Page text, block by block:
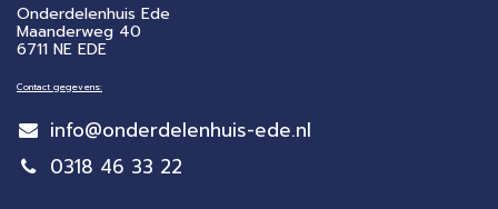
Onderdelenhuis Ede
Maanderweg 40
6711 NE EDE
Contact gegevens:
info@onderdelenhuis-ede.nl
0318 46 33 22